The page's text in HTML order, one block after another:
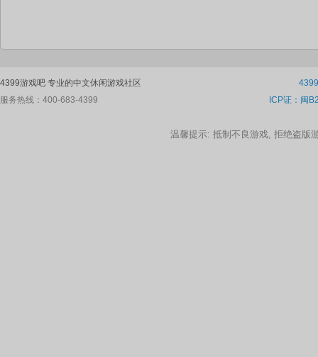
4399游戏吧 专业的中文休闲游戏社区
服务热线：400-683-4399
ICP证：闽
温馨提示: 抵制不良游戏, 拒绝盗版